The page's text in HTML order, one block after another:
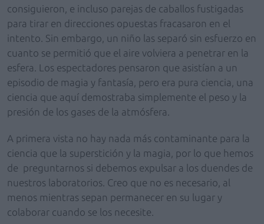
consiguieron, e incluso parejas de caballos fustigadas
para tirar en direcciones opuestas fracasaron en el
intento. Sin embargo, un niño las separó sin esfuerzo en
cuanto se permitió que el aire volviera a penetrar en la
esfera. Los espectadores pensaron que asistían a un
episodio de magia y fantasía, pero era pura ciencia, una
ciencia que aquí demostraba simplemente el peso y la
presión de los gases de la atmósfera.
A primera vista no hay nada más contaminante para la
ciencia que la superstición y la magia, por lo que hemos
de preguntarnos si debemos expulsar a los duendes de
nuestros laboratorios. Creo que no es necesario, al
menos mientras sepan permanecer en su lugar y
colaborar cuando se los necesite.